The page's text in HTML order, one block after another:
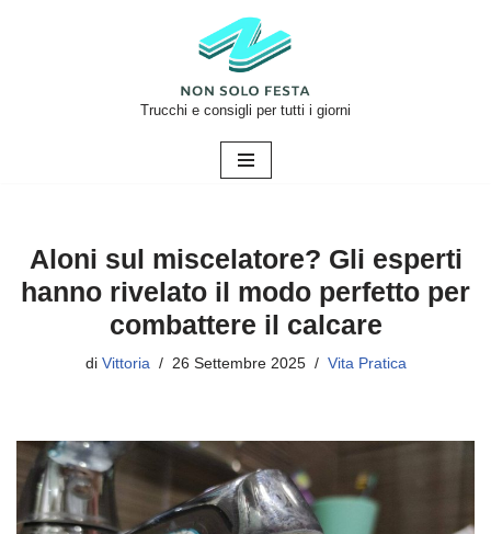
Trucchi e consigli per tutti i giorni
Aloni sul miscelatore? Gli esperti
hanno rivelato il modo perfetto per
combattere il calcare
di Vittoria 26 Settembre 2025 Vita Pratica